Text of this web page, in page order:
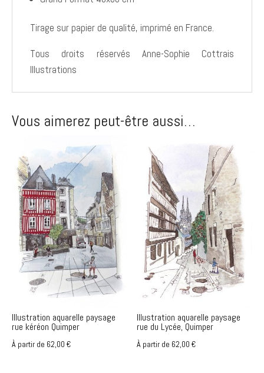
Tirage sur papier de qualité, imprimé en France.
Tous droits réservés Anne-Sophie Cottrais
Illustrations
Vous aimerez peut-être aussi…
Illustration aquarelle paysage
rue kéréon Quimper
À partir de 62,00 €
Illustration aquarelle paysage
rue du Lycée, Quimper
À partir de 62,00€